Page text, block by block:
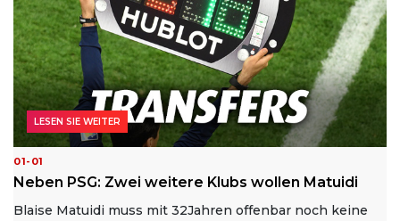
01-01
Neben PSG: Zwei weitere Klubs wollen Matuidi
Blaise Matuidi muss mit 32Jahren offenbar noch keine
LESEN SIE WEITER